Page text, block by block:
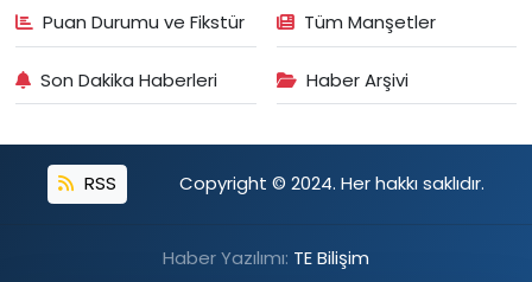
Puan Durumu ve Fikstür Tüm Manşetler
Son Dakika Haberleri Haber Arşivi
RSS Copyright © 2024. Her hakkı saklıdır.
Haber Yazılımı: TE Bilişim